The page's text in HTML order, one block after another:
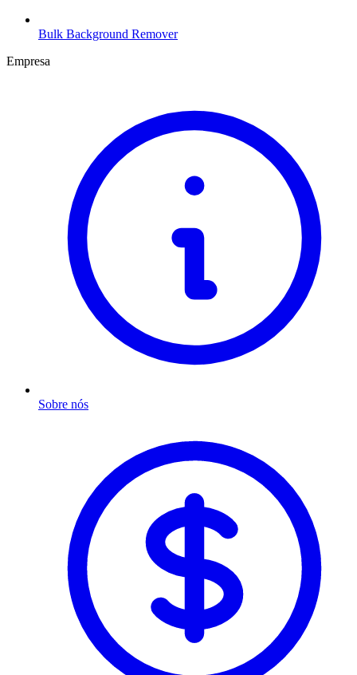
Bulk Background Remover
Empresa
Sobre nós